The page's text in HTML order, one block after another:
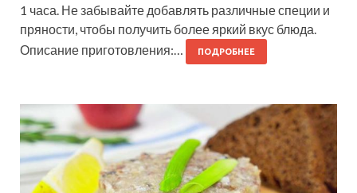
1 часа. Не забывайте добавлять различные специи и
пряности, чтобы получить более яркий вкус блюда.
Описание приготовления:…
ПОДРОБНЕЕ